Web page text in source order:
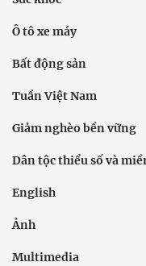
Ô tô xe máy
Bất động sản
Tuần Việt Nam
Giảm nghèo bền vững
Dân tộc thiểu số và
English
Ảnh
Multimedia